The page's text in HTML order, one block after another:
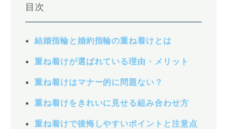
目次
結婚指輪と婚約指輪の重ね着けとは
重ね着けが選ばれている理由・メリット
重ね着けはマナー的に問題ない？
重ね着けをきれいに見せる組み合わせ方
重ね着けで後悔しやすいポイントと注意点